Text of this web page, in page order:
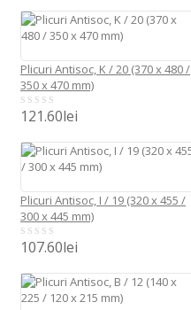
5
Plicuri Antisoc, K / 20 (370 x 480 /
350 x 470 mm)
0
5
121.60lei
Plicuri Antisoc, I / 19 (320 x 455 /
300 x 445 mm)
0
5
107.60lei